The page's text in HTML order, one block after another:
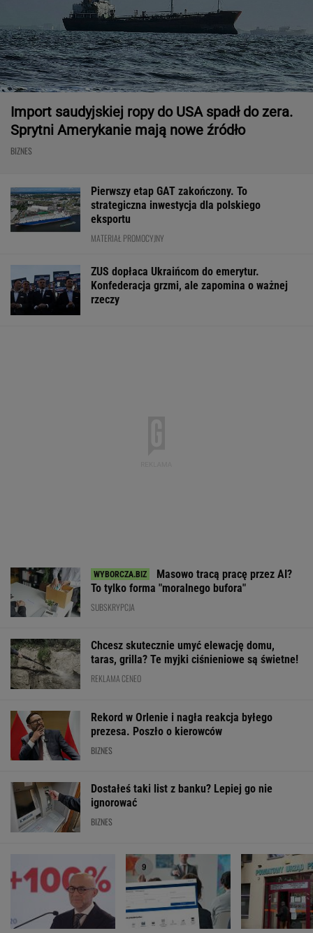
Import saudyjskiej ropy do USA spadł do zera.
Sprytni Amerykanie mają nowe źródło
BIZNES
Pierwszy etap GAT zakończony. To
strategiczna inwestycja dla polskiego
eksportu
MATERIAŁ PROMOCYJNY
ZUS dopłaca Ukraińcom do emerytur.
Konfederacja grzmi, ale zapomina o ważnej
rzeczy
Masowo tracą pracę przez AI?
To tylko forma "moralnego bufora"
SUBSKRYPCJA
Chcesz skutecznie umyć elewację domu,
taras, grilla? Te myjki ciśnieniowe są świetne!
REKLAMA CENEO
Rekord w Orlenie i nagła reakcja byłego
prezesa. Poszło o kierowców
BIZNES
Dostałeś taki list z banku? Lepiej go nie
ignorować
BIZNES